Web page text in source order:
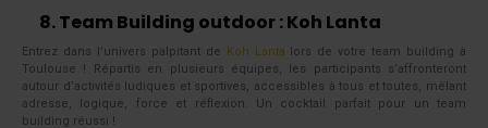
8. Team Building outdoor : Koh Lanta
Entrez dans l’univers palpitant de Koh Lanta lors de votre team building à
Toulouse ! Répartis en plusieurs équipes, les participants s’affronteront
autour d’activités ludiques et sportives, accessibles à tous et toutes, mêlant
adresse, logique, force et réflexion. Un cocktail parfait pour un team
building réussi !